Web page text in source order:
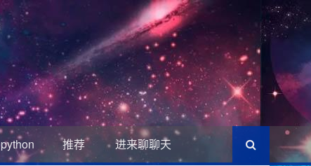
python 推荐 进来聊聊天